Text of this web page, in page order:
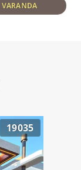
VARANDA
19035